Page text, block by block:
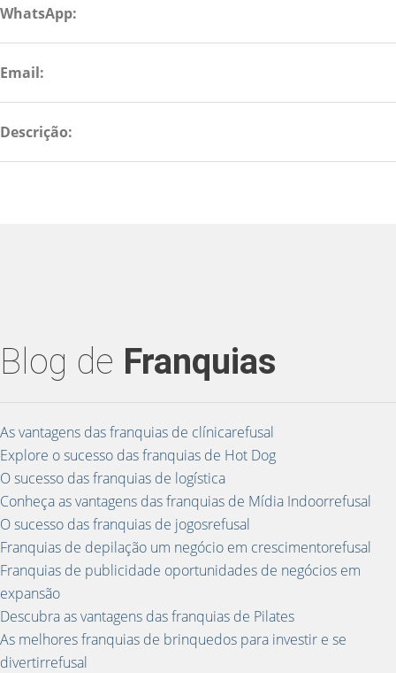
WhatsApp:
Email:
Descrição:
Blog de Franquias
As vantagens das franquias de clínicarefusal
Explore o sucesso das franquias de Hot Dog
O sucesso das franquias de logística
Conheça as vantagens das franquias de Mídia Indoorrefusal
O sucesso das franquias de jogosrefusal
Franquias de depilação um negócio em crescimentorefusal
Franquias de publicidade oportunidades de negócios em
expansão
Descubra as vantagens das franquias de Pilates
As melhores franquias de brinquedos para investir e se
divertirrefusal